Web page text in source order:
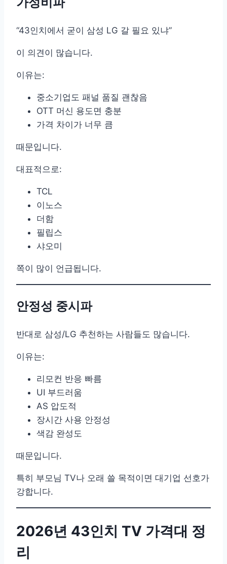
“43인치에서 굳이 삼성 LG 갈 필요 있냐”
이 의견이 많습니다.
이유는:
중소기업도 패널 품질 괜찮음
OTT 머신 용도면 충분
가격 차이가 너무 큼
때문입니다.
대표적으로:
TCL
이노스
더함
필립스
샤오미
쪽이 많이 언급됩니다.
안정성 중시파
반대로 삼성/LG 추천하는 사람들도 많습니다.
이유는:
리모컨 반응 빠름
UI 부드러움
AS 압도적
장시간 사용 안정성
색감 완성도
때문입니다.
특히 부모님 TV나 오래 쓸 목적이면 대기업 선호가
강합니다.
2026년 43인치 TV 가격대 정
리